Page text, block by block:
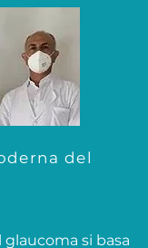
del
glaucoma si basa